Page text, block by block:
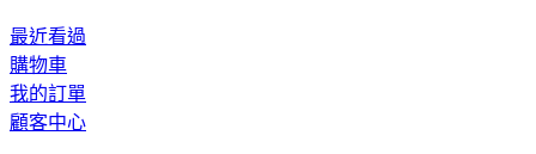
最近看過
購物車
我的訂單
顧客中心